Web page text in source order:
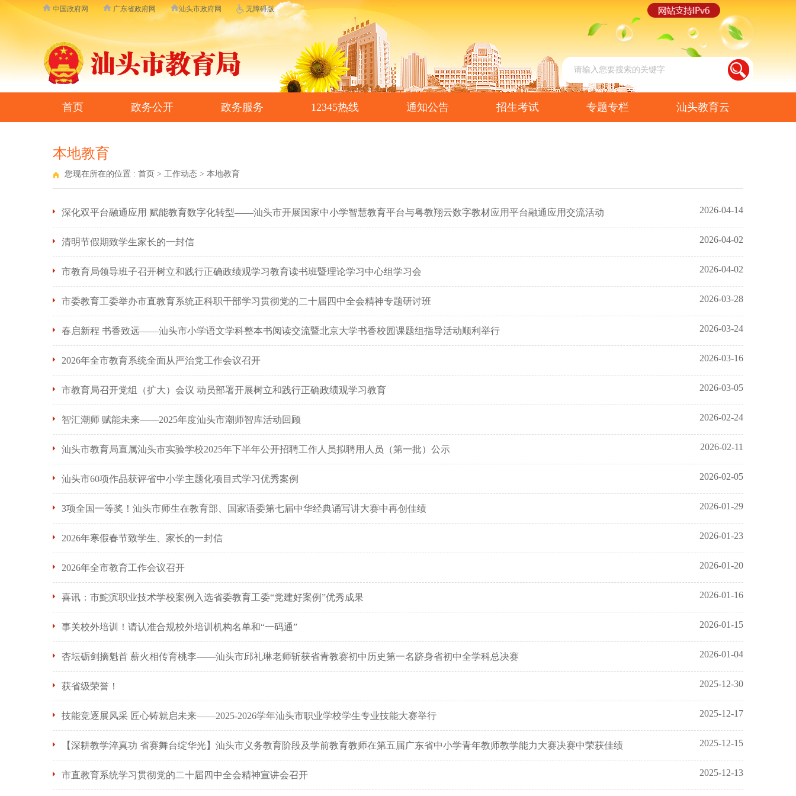
中国政府网 广东省政府网 汕头市政府网 无障碍版
首页 政务公开 政务服务 12345热线 通知公告 招生考试 专题专栏 汕头教育云
本地教育
您现在所在的位置 : 首页 > 工作动态 > 本地教育
深化双平台融通应用 赋能教育数字化转型——汕头市开展国家中小学智慧教育平台与粤教翔云数字教材应用平台融通应用交流活动 2026-04-14
清明节假期致学生家长的一封信 2026-04-02
市教育局领导班子召开树立和践行正确政绩观学习教育读书班暨理论学习中心组学习会 2026-04-02
市委教育工委举办市直教育系统正科职干部学习贯彻党的二十届四中全会精神专题研讨班 2026-03-28
春启新程 书香致远——汕头市小学语文学科整本书阅读交流暨北京大学书香校园课题组指导活动顺利举行 2026-03-24
2026年全市教育系统全面从严治党工作会议召开 2026-03-16
市教育局召开党组（扩大）会议 动员部署开展树立和践行正确政绩观学习教育 2026-03-05
智汇潮师 赋能未来——2025年度汕头市潮师智库活动回顾 2026-02-24
汕头市教育局直属汕头市实验学校2025年下半年公开招聘工作人员拟聘用人员（第一批）公示 2026-02-11
汕头市60项作品获评省中小学主题化项目式学习优秀案例 2026-02-05
3项全国一等奖！汕头市师生在教育部、国家语委第七届中华经典诵写讲大赛中再创佳绩 2026-01-29
2026年寒假春节致学生、家长的一封信 2026-01-23
2026年全市教育工作会议召开 2026-01-20
喜讯：市鮀滨职业技术学校案例入选省委教育工委“党建好案例”优秀成果 2026-01-16
事关校外培训！请认准合规校外培训机构名单和“一码通” 2026-01-15
杏坛砺剑摘魁首 薪火相传育桃李——汕头市邱礼琳老师斩获省青教赛初中历史第一名跻身省初中全学科总决赛 2026-01-04
获省级荣誉！ 2025-12-30
技能竞逐展风采 匠心铸就启未来——2025-2026学年汕头市职业学校学生专业技能大赛举行 2025-12-17
【深耕教学淬真功 省赛舞台绽华光】汕头市义务教育阶段及学前教育教师在第五届广东省中小学青年教师教学能力大赛决赛中荣获佳绩 2025-12-15
市直教育系统学习贯彻党的二十届四中全会精神宣讲会召开 2025-12-13